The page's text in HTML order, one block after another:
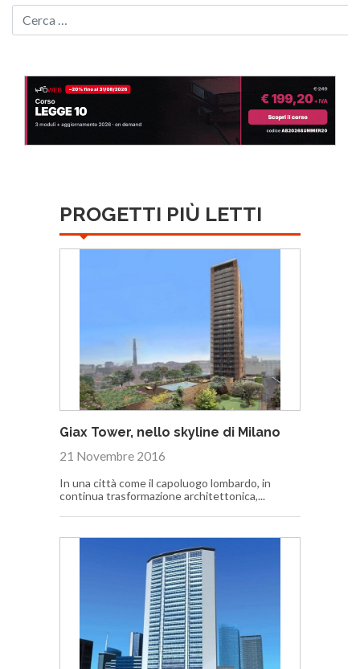
PROGETTI PIÙ LETTI
Giax Tower, nello skyline di Milano
21 Novembre 2016
In una città come il capoluogo lombardo, in
continua trasformazione architettonica,...